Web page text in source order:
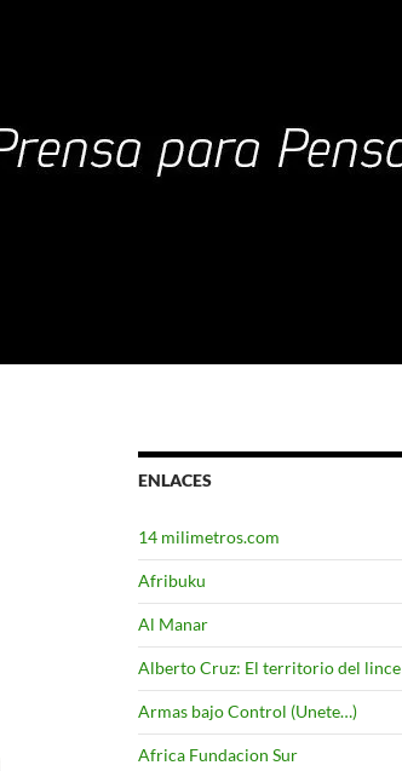
ENLACES
14 milimetros.com
Afribuku
Al Manar
Alberto Cruz: El territorio del lince
Armas bajo Control (Unete…)
Africa Fundacion Sur